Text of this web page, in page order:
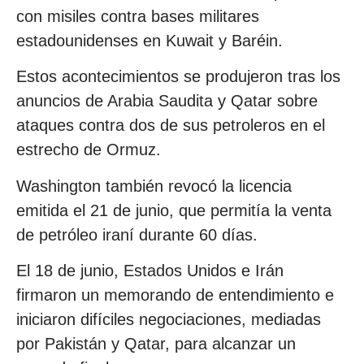
con misiles contra bases militares
estadounidenses en Kuwait y Baréin.
Estos acontecimientos se produjeron tras los
anuncios de Arabia Saudita y Qatar sobre
ataques contra dos de sus petroleros en el
estrecho de Ormuz.
Washington también revocó la licencia
emitida el 21 de junio, que permitía la venta
de petróleo iraní durante 60 días.
El 18 de junio, Estados Unidos e Irán
firmaron un memorando de entendimiento e
iniciaron difíciles negociaciones, mediadas
por Pakistán y Qatar, para alcanzar un